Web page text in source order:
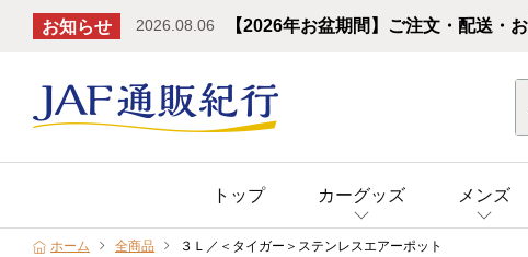
トップ カーグッズ メンズ
お知らせ 2026.08.06 【2026年お盆期間】ご注文・配送・
ホーム 全商品 ３Ｌ／＜タイガー＞ステンレスエアーポット